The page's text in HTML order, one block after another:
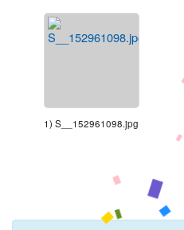
1) S__152961098.jpg